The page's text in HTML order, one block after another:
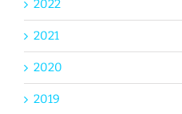
2022
2021
2020
2019